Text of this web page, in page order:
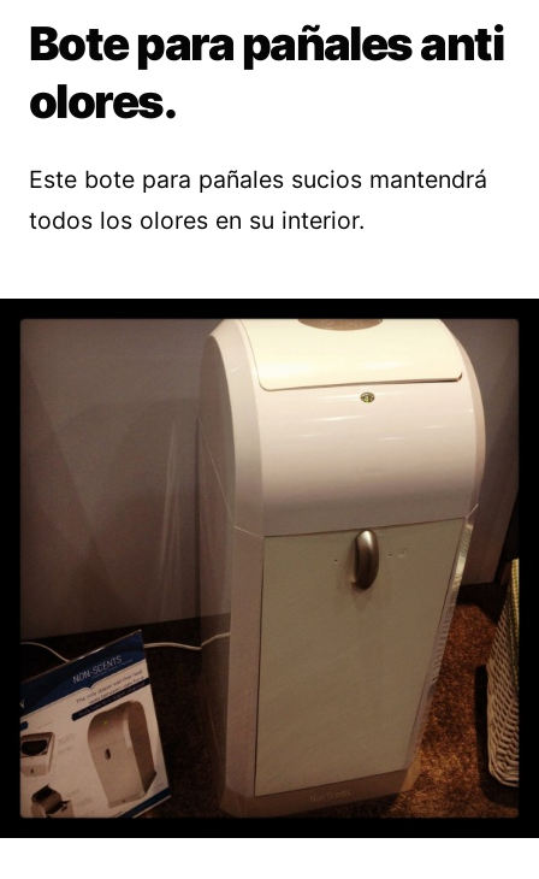
Bote para pañales anti
olores.
Este bote para pañales sucios mantendrá
todos los olores en su interior.